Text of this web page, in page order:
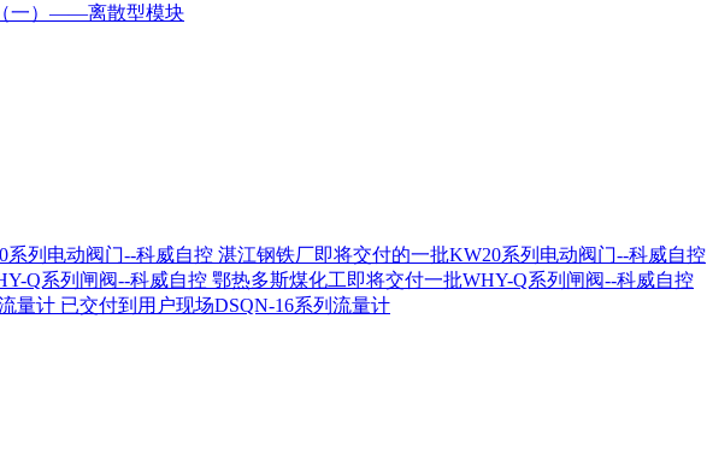
一）——离散型模块
湛江钢铁厂即将交付的一批KW20系列电动阀门--科威自控
鄂热多斯煤化工即将交付一批WHY-Q系列闸阀--科威自控
已交付到用户现场DSQN-16系列流量计